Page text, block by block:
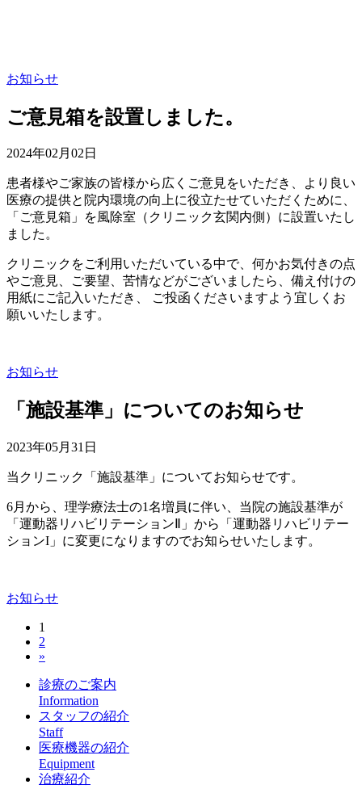
お知らせ
ご意見箱を設置しました。
2024年02月02日
患者様やご家族の皆様から広くご意見をいただき、より良い
医療の提供と院内環境の向上に役立たせていただくために、
「ご意見箱」を風除室（クリニック玄関内側）に設置いたし
ました。
クリニックをご利用いただいている中で、何かお気付きの点
やご意見、ご要望、苦情などがございましたら、備え付けの
用紙にご記入いただき、 ご投函くださいますよう宜しくお
願いいたします。
お知らせ
「施設基準」についてのお知らせ
2023年05月31日
当クリニック「施設基準」についてお知らせです。
6月から、理学療法士の1名増員に伴い、当院の施設基準が
「運動器リハビリテーションⅡ」から「運動器リハビリテー
ションI」に変更になりますのでお知らせいたします。
お知らせ
1
2
»
診療のご案内
Information
スタッフの紹介
Staff
医療機器の紹介
Equipment
治療紹介